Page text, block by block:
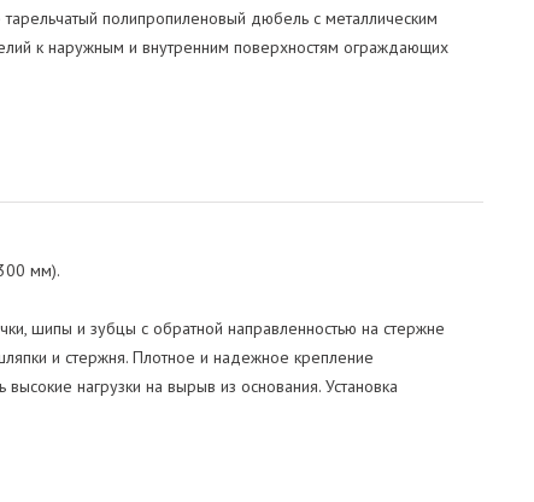
тарельчатый полипропиленовый дюбель с металлическим
к наружным и внутренним поверхностям ограждающих
мм).
шипы и зубцы с обратной направленностью на стержне
и стержня. Плотное и надежное крепление
нагрузки на вырыв из основания. Установка